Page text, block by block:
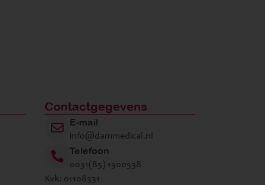
Contactgegevens
E-mail
info@dammedical.nl
Telefoon
0031(85) 1300538
Kvk: 01108331